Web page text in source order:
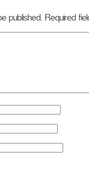
published. Required